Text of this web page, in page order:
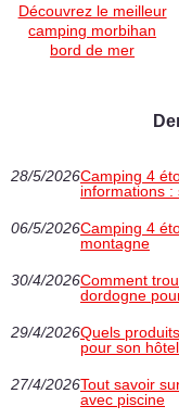
Découvrez le meilleur
camping morbihan
bord de mer
28/5/2026Camping 4
informations :
06/5/2026Camping 4
montagne
30/4/2026Comment
dordogne
29/4/2026Quels
pour son
27/4/2026Tout savoir
avec piscine